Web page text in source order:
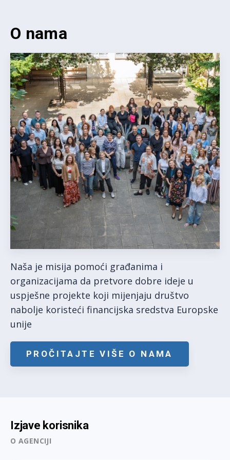
O nama
Naša je misija pomoći građanima i
organizacijama da pretvore dobre ideje u
uspješne projekte koji mijenjaju društvo
nabolje koristeći financijska sredstva Europske
unije
PROČITAJTE VIŠE O NAMA
Izjave korisnika
O AGENCIJI